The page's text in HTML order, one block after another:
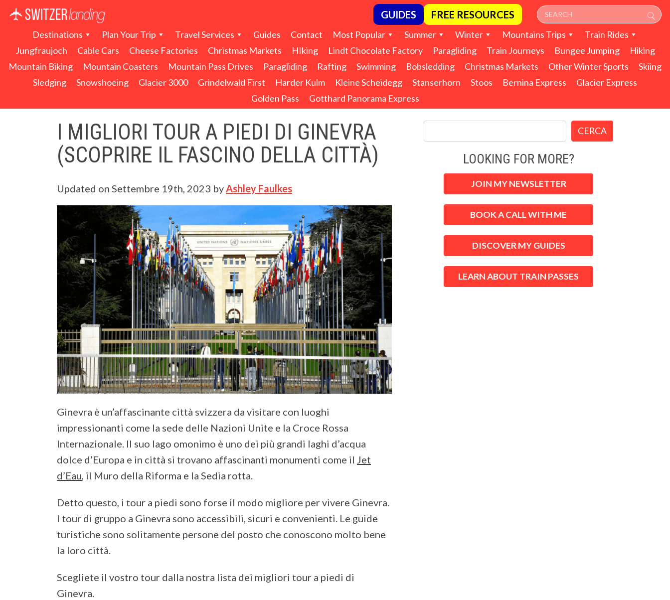
Navigazione principale GUIDES FREE RESOURCES
Destinations Plan Your Trip Travel Services Guides Contact Most Popular Summer Winter Mountains Trips
Train Rides
Jungfraujoch
Cable Cars Cheese Factories Christmas Markets HIking Lindt Chocolate Factory Paragliding Train Journeys Bungee Jumping
Hiking
Mountain Biking
Mountain Coasters Mountain Pass Drives Paragliding Rafting Swimming Bobsledding Christmas Markets Other Winter Sports
Skiing
Sledging
Snowshoeing Glacier 3000 Grindelwald First Harder Kulm Kleine Scheidegg Stanserhorn Stoos Bernina Express
Glacier Express
Golden Pass
Gotthard Panorama Express
I MIGLIORI TOUR A PIEDI DI GINEVRA
(SCOPRIRE IL FASCINO DELLA CITTÀ)
Updated on Settembre 19th, 2023 by Ashley Faulkes
Ginevra è un’affascinante città svizzera da visitare con luoghi
impressionanti come la sede delle Nazioni Unite e la Croce Rossa
Internazionale. Il suo lago omonimo è uno dei più grandi laghi d’acqua
dolce d’Europa e in città si trovano affascinanti monumenti come il Jet
d’Eau , il Muro della Riforma e la Sedia rotta.
Detto questo, i tour a piedi sono forse il modo migliore per vivere Ginevra.
I tour di gruppo a Ginevra sono accessibili, sicuri e convenienti. Le guide
turistiche sono solitamente persone del posto che conoscono molto bene
la loro città.
Scegliete il vostro tour dalla nostra lista dei migliori tour a piedi di
Ginevra.
CERCA
LOOKING FOR MORE?
JOIN MY NEWSLETTER
BOOK A CALL WITH ME
DISCOVER MY GUIDES
LEARN ABOUT TRAIN PASSES